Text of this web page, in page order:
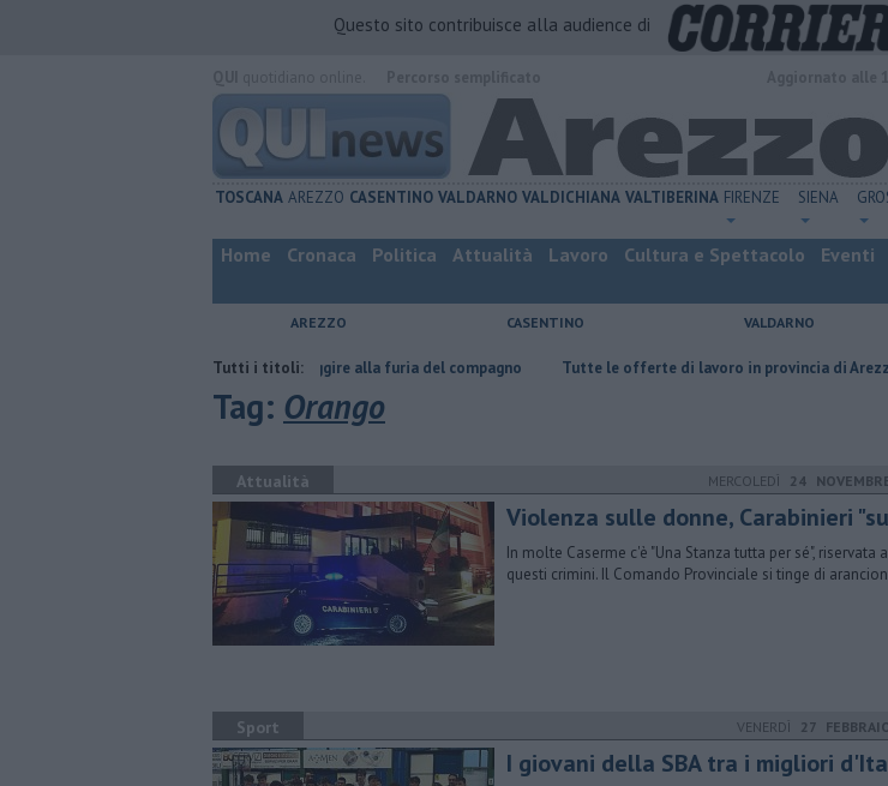
Questo sito contribuisce alla audience di
TOSCANA AREZZO CASENTINO VALDARNO VALDICHIANA VALTIBERINA FIRENZE SIENA
Home Cronaca Politica Attualità Lavoro Cultura e Spettacolo Eventi
AREZZO CASENTINO VALDARNO
Tutti i titoli:
Nascosta in un bar per sfuggire alla furia del compagno ​Tutte le offerte di lavoro in provincia di Arezzo
Tag: Orango
Attualità MERCOLEDÌ 24
Violenza sulle donne, Carabinieri
In molte Caserme c'è "Una Stanza tutta per sé", riservata
questi crimini. Il Comando Provinciale si tinge di
Sport VENERDÌ 27
​I giovani della SBA tra i migliori